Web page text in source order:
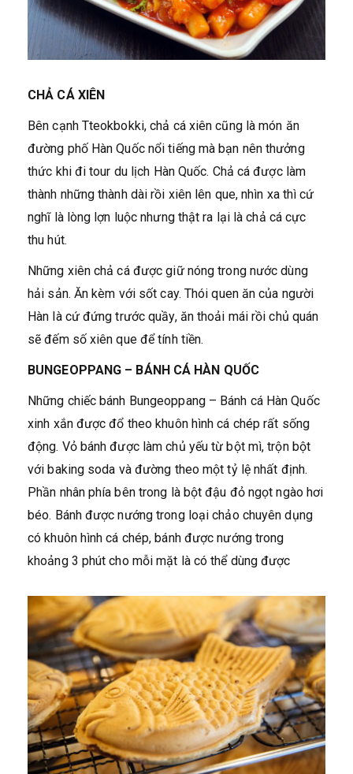
CHẢ CÁ XIÊN
Bên cạnh Tteokbokki, chả cá xiên cũng là món ăn
đường phố Hàn Quốc nổi tiếng mà bạn nên thưởng
thức khi đi tour du lịch Hàn Quốc. Chả cá được làm
thành những thành dài rồi xiên lên que, nhìn xa thì cứ
nghĩ là lòng lợn luộc nhưng thật ra lại là chả cá cực
thu hút.
Những xiên chả cá được giữ nóng trong nước dùng
hải sản. Ăn kèm với sốt cay. Thói quen ăn của người
Hàn là cứ đứng trước quầy, ăn thoải mái rồi chủ quán
sẽ đếm số xiên que để tính tiền.
BUNGEOPPANG – BÁNH CÁ HÀN QUỐC
Những chiếc bánh Bungeoppang – Bánh cá Hàn Quốc
xinh xắn được đổ theo khuôn hình cá chép rất sống
động. Vỏ bánh được làm chủ yếu từ bột mì, trộn bột
với baking soda và đường theo một tỷ lệ nhất định.
Phần nhân phía bên trong là bột đậu đỏ ngọt ngào hơi
béo. Bánh được nướng trong loại chảo chuyên dụng
có khuôn hình cá chép, bánh được nướng trong
khoảng 3 phút cho mỗi mặt là có thể dùng được